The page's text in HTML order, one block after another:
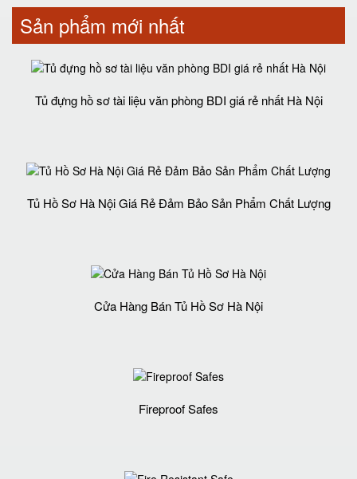
Sản phẩm mới nhất
Tủ đựng hồ sơ tài liệu văn phòng BDI giá rẻ nhất Hà Nội
Tủ Hồ Sơ Hà Nội Giá Rẻ Đảm Bảo Sản Phẩm Chất Lượng‎
Cửa Hàng Bán Tủ Hồ Sơ Hà Nội
Fireproof Safes